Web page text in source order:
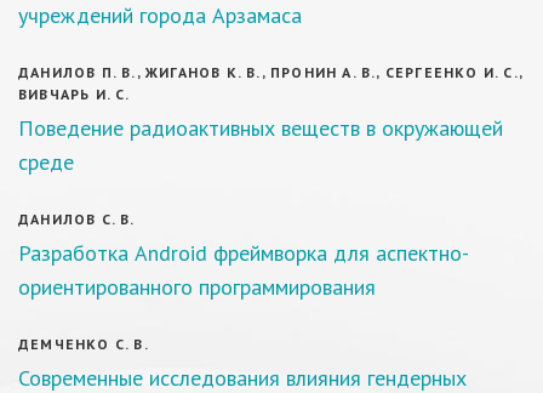
учреждений города Арзамаса
ДАНИЛОВ П. В., ЖИГАНОВ К. В., ПРОНИН А. В., СЕРГЕЕНКО И. С.,
ВИВЧАРЬ И. С.
Поведение радиоактивных веществ в окружающей
среде
ДАНИЛОВ С. В.
Разработка Android фреймворка для аспектно-
ориентированного программирования
ДЕМЧЕНКО С. В.
Современные исследования влияния гендерных